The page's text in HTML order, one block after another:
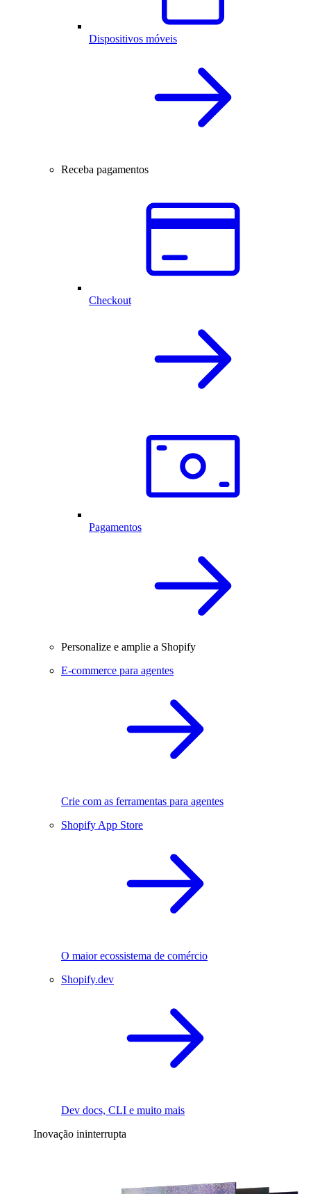
Dispositivos móveis
Receba pagamentos
Checkout
Pagamentos
Personalize e amplie a Shopify
E-commerce para agentes
Crie com as ferramentas para agentes
Shopify App Store
O maior ecossistema de comércio
Shopify.dev
Dev docs, CLI e muito mais
Inovação ininterrupta